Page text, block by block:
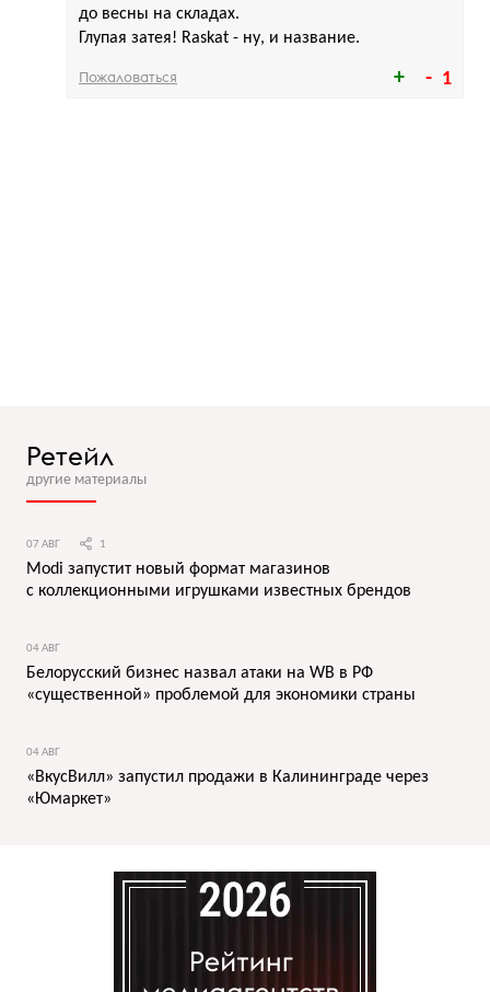
1
до весны на складах.
Глупая затея! Raskat - ну, и название.
Пожаловаться
Ретейл
другие материалы
07 АВГ 1
Modi запустит новый формат магазинов
с коллекционными игрушками известных брендов
04 АВГ
Белорусский бизнес назвал атаки на WB в РФ
«существенной» проблемой для экономики страны
04 АВГ
«ВкусВилл» запустил продажи в Калининграде через
«Юмаркет»